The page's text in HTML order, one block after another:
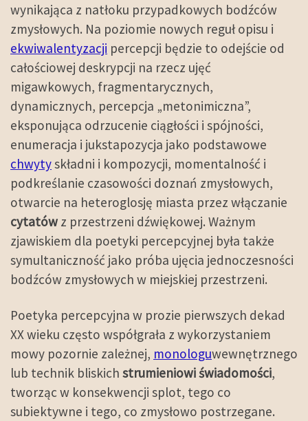
wynikająca z natłoku przypadkowych bodźców
zmysłowych. Na poziomie nowych reguł opisu i
ekwiwalentyzacji percepcji będzie to odejście od
całościowej deskrypcji na rzecz ujęć
migawkowych, fragmentarycznych,
dynamicznych, percepcja „metonimiczna”,
eksponująca odrzucenie ciągłości i spójności,
enumeracja i jukstapozycja jako podstawowe
chwytyskładni i kompozycji, momentalność i
podkreślanie czasowości doznań zmysłowych,
otwarcie na heteroglosję miasta przez włączanie
cytatów z przestrzeni dźwiękowej. Ważnym
zjawiskiem dla poetyki percepcyjnej była także
symultaniczność jako próba ujęcia jednoczesności
bodźców zmysłowych w miejskiej przestrzeni.
Poetyka percepcyjna w prozie pierwszych dekad
XX wieku często współgrała z wykorzystaniem
mowy pozornie zależnej, monologuwewnętrznego
lub technik bliskich strumieniowi świadomości,
tworząc w konsekwencji splot, tego co
subiektywne i tego, co zmysłowo postrzegane.